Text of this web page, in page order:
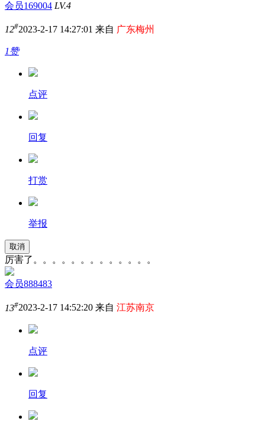
会员169004 LV.4
12#2023-2-17 14:27:01 来自 广东梅州
1赞
点评
回复
打赏
举报
取消
厉害了。。。。。。。。。。。。。
会员888483
13#2023-2-17 14:52:20 来自 江苏南京
点评
回复